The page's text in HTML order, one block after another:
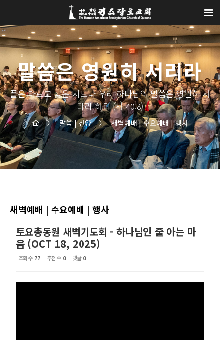
말씀은 영원히 서리라
풀은 마르고 꽃은 시드나 우리 하나님의 말씀은 영원히 서
리라 하라 (사 40:8)
〉 말씀 | 찬양 〉 새벽예배 | 수요예배 | 행사
새벽예배 | 수요예배 | 행사
토요총동원 새벽기도회 - 하나님인 줄 아는 마
음 (OCT 18, 2025)
조회 수 77 추천 수 0 댓글 0